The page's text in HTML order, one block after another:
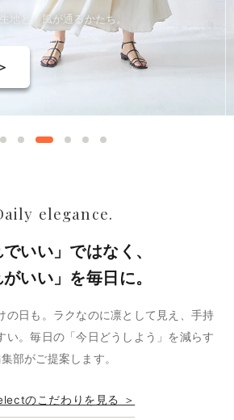
地と、風が通るかたち。
elegance.
でいい」ではなく、
がいい」を毎日に。
の日も。ラクなのに凛として見え、手持
い。毎日の「今日どうしよう」を減らす
部がご提案します。
のこだわりを見る ＞